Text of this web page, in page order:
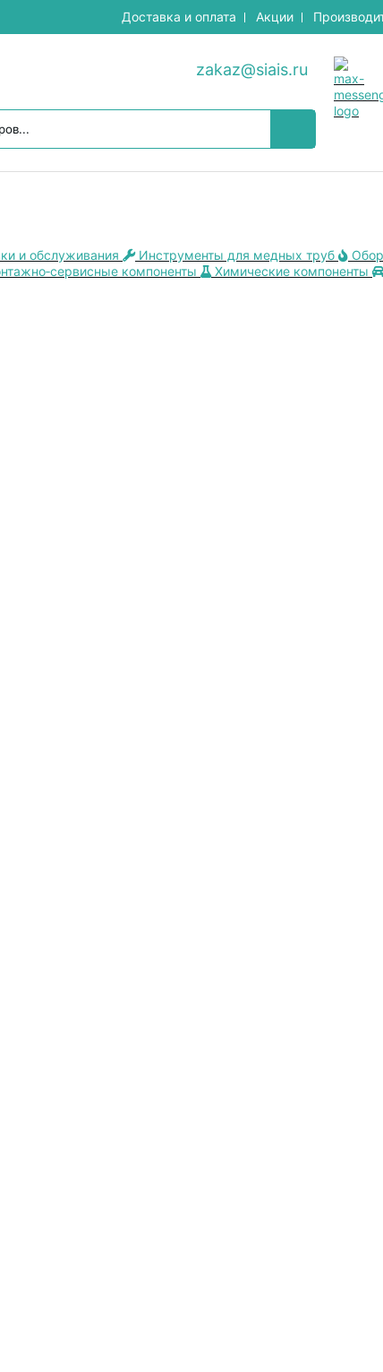
Доставка и оплата Акции
zakaz@siais.ru
и обслуживания Инструменты для медных труб
компоненты Химические компоненты